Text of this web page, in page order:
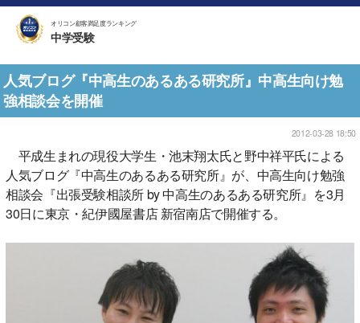
オリコン顧客満足度ランキング
中学受験
人気ブログ『中高生のあるある研究所』中高生向け勉
強相談会を開催
2012-03-28 18:50
平成生まれの現役大学生・池末翔太氏と野中祥平氏による
人気ブログ『中高生のあるある研究所』が、中高生向け勉強
相談会『出張受験相談所 by 中高生のあるある研究所』を3月
30日に東京・紀伊國屋書店 新宿南店で開催する。